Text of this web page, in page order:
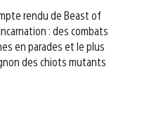
rendu de Beast of
: des combats
en parades et le plus
des chiots mutants